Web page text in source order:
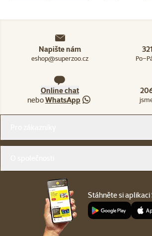
Napište nám
eshop@superzoo.cz
Online chat
neboWhatsApp
Stáhněte si